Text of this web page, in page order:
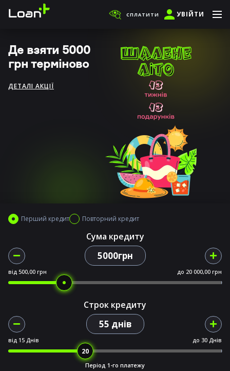
СПЛАТИТИ УВІЙТИ
Де взяти 5000
грн терміново
ДЕТАЛІ АКЦІЇ
Перший кредит Повторний кредит
Сума кредиту
5000грн
від 500,00 грн до 20 000,00 грн
Строк кредиту
55 днів
від 15 Днів до 30 Днів
Період 1-го платежу